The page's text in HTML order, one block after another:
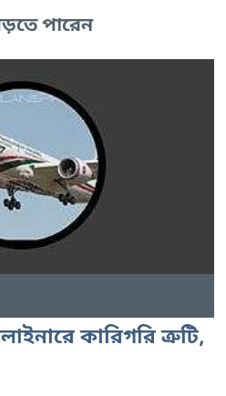
পারেন
কারিগরি ত্রুটি,